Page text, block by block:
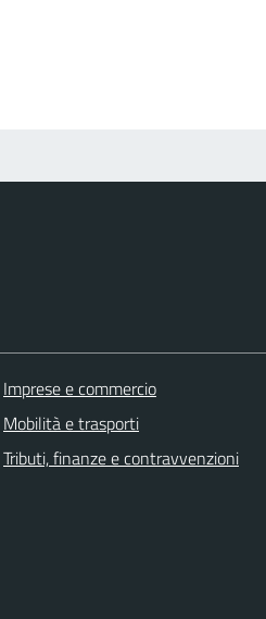
Imprese e commercio
Mobilità e trasporti
Tributi, finanze e contravvenzioni